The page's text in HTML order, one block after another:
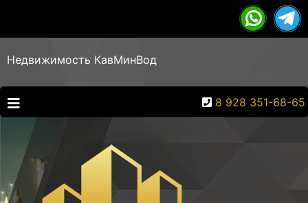
Недвижимость КавМинВод
8 928 351-68-65